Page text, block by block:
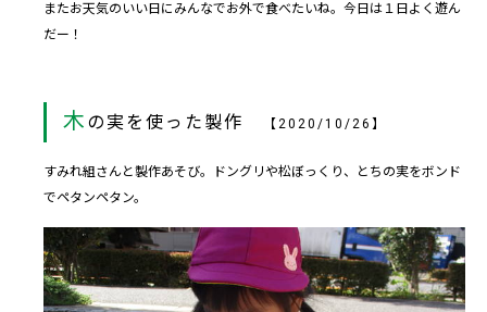
またお天気のいい日にみんなでお外で食べたいね。今日は１日よく遊ん
だー！
木 の実を使った製作 【2020/10/26】
すみれ組さんと製作あそび。ドングリや松ぼっくり、とちの実をボンド
でペタンペタン。